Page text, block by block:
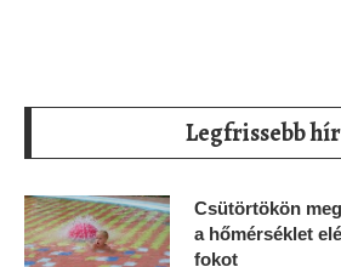
Legfrissebb
Csütörtökön
a hőmérséklet
fokot